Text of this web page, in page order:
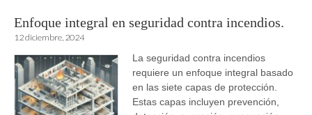
Enfoque integral en seguridad contra incendios.
12 diciembre, 2024
La seguridad contra incendios
requiere un enfoque integral basado
en las siete capas de protección.
Estas capas incluyen prevención,